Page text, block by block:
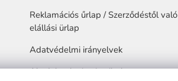
Reklamációs űrlap / Szerződéstől való
elállási ürlap
Adatvédelmi irányelvek
Akadalytalanitasi nyilatkozat